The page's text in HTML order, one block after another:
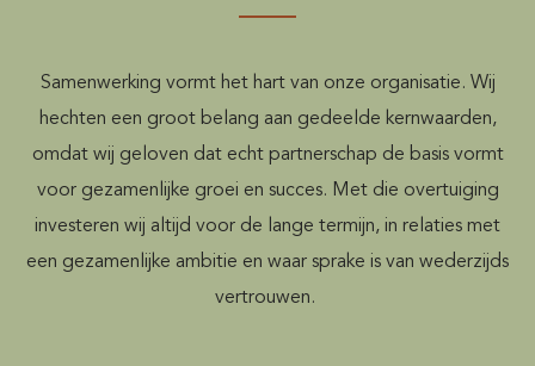
Samenwerking vormt het hart van onze organisatie. Wij
hechten een groot belang aan gedeelde kernwaarden,
omdat wij geloven dat echt partnerschap de basis vormt
voor gezamenlijke groei en succes. Met die overtuiging
investeren wij altijd voor de lange termijn, in relaties met
een gezamenlijke ambitie en waar sprake is van wederzijds
vertrouwen.